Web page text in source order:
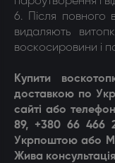
6. Після повного
видаляють
воскосировини і
Купити в
доставкою по
сайті або
89, +380 66 466
Укрпоштою або
Жива